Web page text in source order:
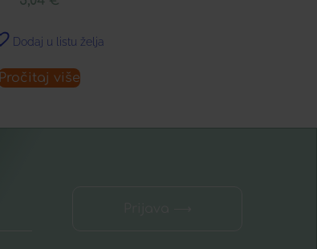
Dodaj u listu želja
Pročitaj više